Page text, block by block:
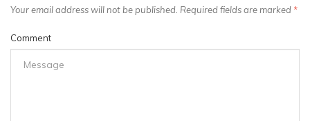
Your email address will not be published. Required fields are marked *
Comment